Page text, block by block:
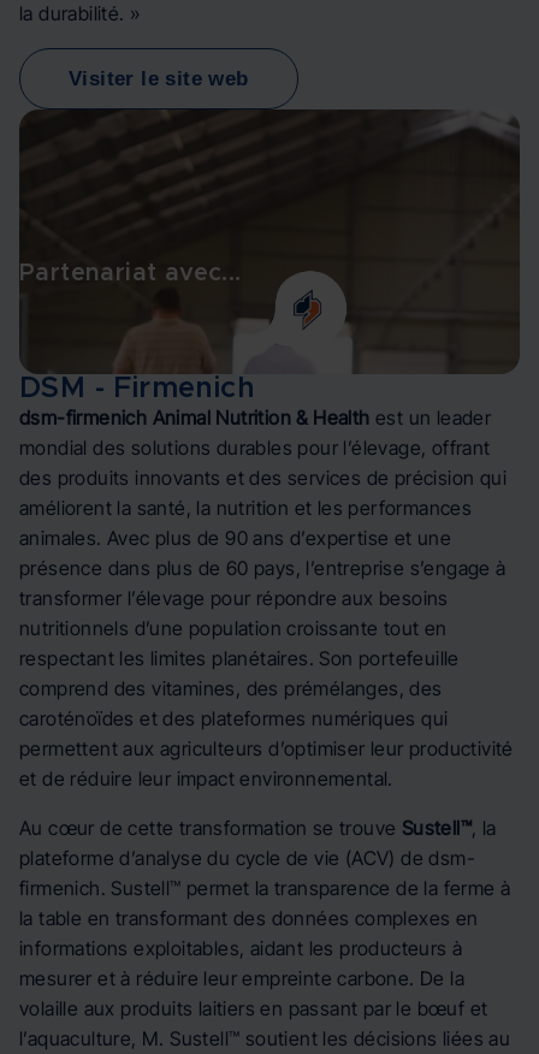
Partenariat avec...
la durabilité. »
Visiter le site web
DSM - Firmenich
dsm-firmenich Animal Nutrition & Health est un leader
mondial des solutions durables pour l’élevage, offrant
des produits innovants et des services de précision qui
améliorent la santé, la nutrition et les performances
animales. Avec plus de 90 ans d’expertise et une
présence dans plus de 60 pays, l’entreprise s’engage à
transformer l’élevage pour répondre aux besoins
nutritionnels d’une population croissante tout en
respectant les limites planétaires. Son portefeuille
comprend des vitamines, des prémélanges, des
caroténoïdes et des plateformes numériques qui
permettent aux agriculteurs d’optimiser leur productivité
et de réduire leur impact environnemental.
Au cœur de cette transformation se trouve Sustell™, la
plateforme d’analyse du cycle de vie (ACV) de dsm-
firmenich. Sustell™ permet la transparence de la ferme à
la table en transformant des données complexes en
informations exploitables, aidant les producteurs à
mesurer et à réduire leur empreinte carbone. De la
volaille aux produits laitiers en passant par le bœuf et
l’aquaculture, M. Sustell™ soutient les décisions liées au